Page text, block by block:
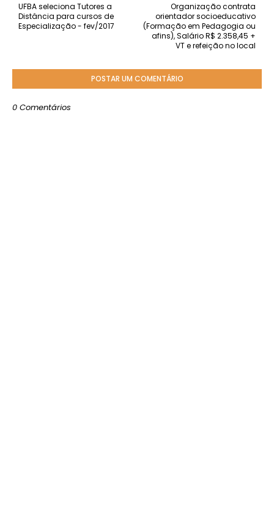
Organização contrata
orientador socioeducativo
(Formação em Pedagogia ou
afins), Salário R$ 2.358,45 +
VT e refeição no local
UFBA seleciona Tutores a
Distância para cursos de
Especialização - fev/2017
POSTAR UM COMENTÁRIO
0 Comentários